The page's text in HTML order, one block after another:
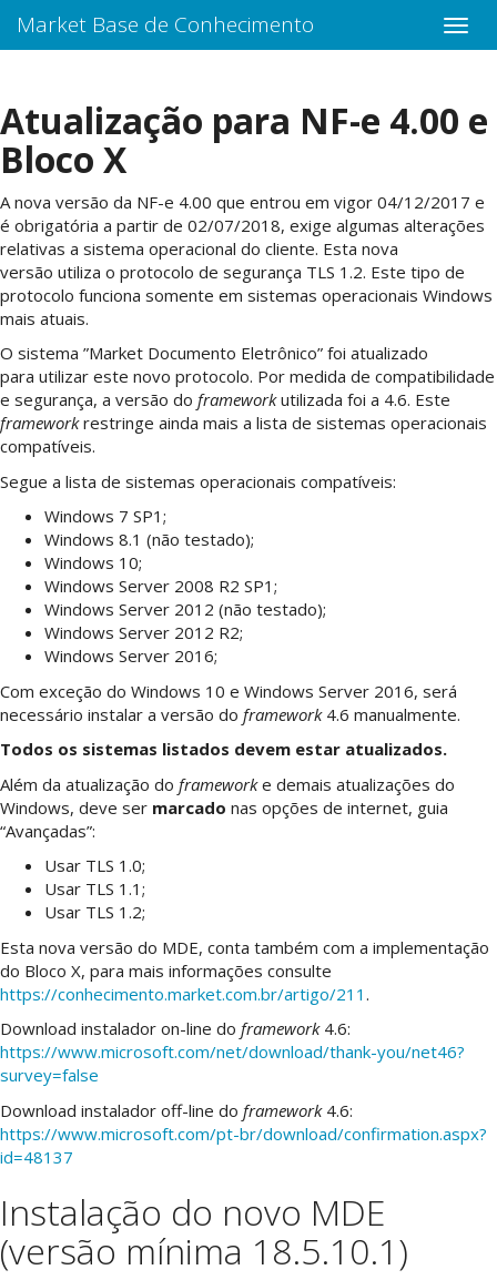
Market Base de Conhecimento
Atualização para NF-e 4.00 e
Bloco X
A nova versão da NF-e 4.00 que entrou em vigor 04/12/2017 e
é obrigatória a partir de 02/07/2018, exige algumas alterações
relativas a sistema operacional do cliente. Esta nova
versão utiliza o protocolo de segurança TLS 1.2. Este tipo de
protocolo funciona somente em sistemas operacionais Windows
mais atuais.
O sistema ”Market Documento Eletrônico” foi atualizado
para utilizar este novo protocolo. Por medida de compatibilidade
e segurança, a versão do frameworkutilizada foi a 4.6. Este
frameworkrestringe ainda mais a lista de sistemas operacionais
compatíveis.
Segue a lista de sistemas operacionais compatíveis:
Windows 7 SP1;
Windows 8.1 (não testado);
Windows 10;
Windows Server 2008 R2 SP1;
Windows Server 2012 (não testado);
Windows Server 2012 R2;
Windows Server 2016;
Com exceção do Windows 10 e Windows Server 2016, será
necessário instalar a versão do framework4.6 manualmente.
Todos os sistemas listados devem estar atualizados.
Além da atualização do frameworke demais atualizações do
Windows, deve ser marcado nas opções de internet, guia
“Avançadas”:
Usar TLS 1.0;
Usar TLS 1.1;
Usar TLS 1.2;
Esta nova versão do MDE, conta também com a implementação
do Bloco X, para mais informações consulte
https://conhecimento.market.com.br/artigo/211 .
Download instalador on-line do framework4.6:
https://www.microsoft.com/net/download/thank-you/net46?
survey=false
Download instalador off-line do framework4.6:
https://www.microsoft.com/pt-br/download/confirmation.aspx?
id=48137
Instalação do novo MDE
(versão mínima 18.5.10.1)